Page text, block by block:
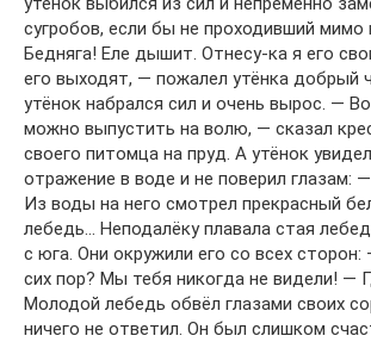
сугробов, если бы не проходивший мимо
Бедняга! Еле дышит. Отнесу-ка я его
его выходят, — пожалел утёнка добрый
утёнок набрался сил и очень вырос. —
можно выпустить на волю, — сказал
своего питомца на пруд. А утёнок
отражение в воде и не поверил глазам:
Из воды на него смотрел прекрасный
лебедь… Неподалёку плавала стая
с юга. Они окружили его со всех
сих пор? Мы тебя никогда не видели! —
Молодой лебедь обвёл глазами своих
ничего не ответил. Он был слишком